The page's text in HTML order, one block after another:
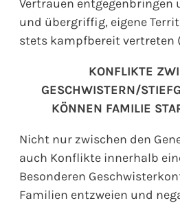
Vertrauen
und übergriffig, eigene
stets kampfbereit vertreten
KONFLIKTE
GESCHWISTERN/
KÖNNEN FAMILIE
Nicht nur zwischen den
auch Konflikte innerhalb
Besonderen
Familien entzweien und